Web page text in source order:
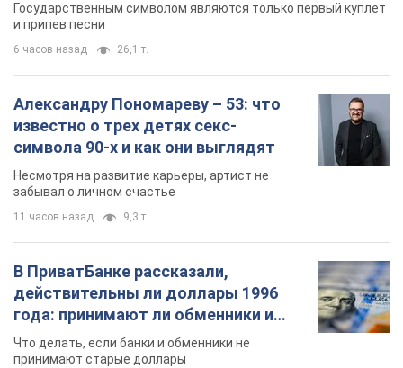
Государственным символом являются только первый куплет
и припев песни
6 часов назад 26,1 т.
Александру Пономареву – 53: что
известно о трех детях секс-
символа 90-х и как они выглядят
Несмотря на развитие карьеры, артист не
забывал о личном счастье
11 часов назад 9,3 т.
В ПриватБанке рассказали,
действительны ли доллары 1996
года: принимают ли обменники и
банки такие купюры
Что делать, если банки и обменники не
принимают старые доллары